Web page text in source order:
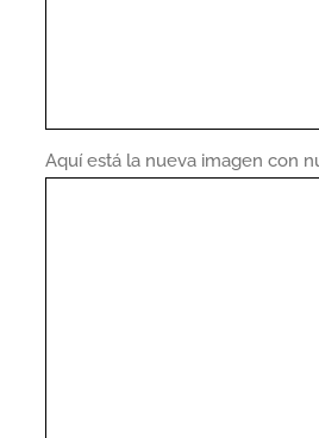
Aquí está la nueva imagen con